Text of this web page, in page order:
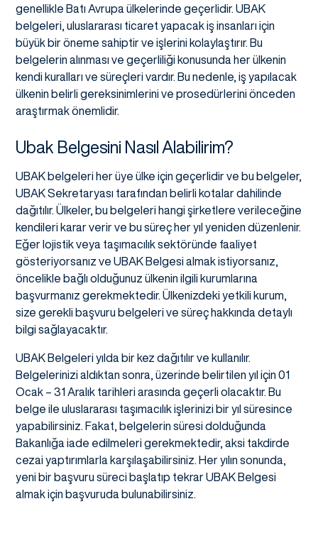
genellikle Batı Avrupa ülkelerinde geçerlidir. UBAK
belgeleri, uluslararası ticaret yapacak iş insanları için
büyük bir öneme sahiptir ve işlerini kolaylaştırır. Bu
belgelerin alınması ve geçerliliği konusunda her ülkenin
kendi kuralları ve süreçleri vardır. Bu nedenle, iş yapılacak
ülkenin belirli gereksinimlerini ve prosedürlerini önceden
araştırmak önemlidir.
Ubak Belgesini Nasıl Alabilirim?
UBAK belgeleri her üye ülke için geçerlidir ve bu belgeler,
UBAK Sekretaryası tarafından belirli kotalar dahilinde
dağıtılır. Ülkeler, bu belgeleri hangi şirketlere verileceğine
kendileri karar verir ve bu süreç her yıl yeniden düzenlenir.
Eğer lojistik veya taşımacılık sektöründe faaliyet
gösteriyorsanız ve UBAK Belgesi almak istiyorsanız,
öncelikle bağlı olduğunuz ülkenin ilgili kurumlarına
başvurmanız gerekmektedir. Ülkenizdeki yetkili kurum,
size gerekli başvuru belgeleri ve süreç hakkında detaylı
bilgi sağlayacaktır.
UBAK Belgeleri yılda bir kez dağıtılır ve kullanılır.
Belgelerinizi aldıktan sonra, üzerinde belirtilen yıl için 01
Ocak – 31 Aralık tarihleri arasında geçerli olacaktır. Bu
belge ile uluslararası taşımacılık işlerinizi bir yıl süresince
yapabilirsiniz. Fakat, belgelerin süresi dolduğunda
Bakanlığa iade edilmeleri gerekmektedir, aksi takdirde
cezai yaptırımlarla karşılaşabilirsiniz. Her yılın sonunda,
yeni bir başvuru süreci başlatıp tekrar UBAK Belgesi
almak için başvuruda bulunabilirsiniz.